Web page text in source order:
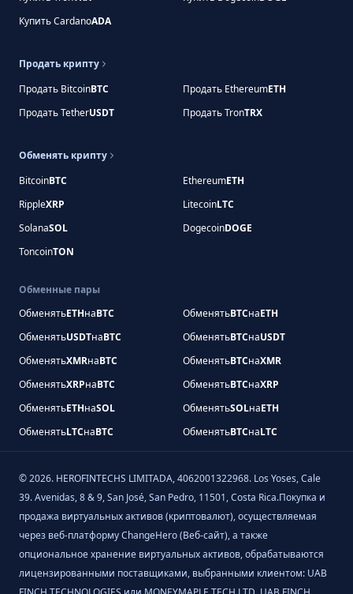
Купить CardanoADA
Продать крипту
Продать BitcoinBTC Продать EthereumETH
Продать TetherUSDT Продать TronTRX
Обменять крипту
BitcoinBTC EthereumETH
RippleXRP LitecoinLTC
SolanaSOL DogecoinDOGE
ToncoinTON
Обменные пары
ОбменятьETHнаBTC ОбменятьBTCнаETH
ОбменятьUSDTнаBTC ОбменятьBTCнаUSDT
ОбменятьXMRнаBTC ОбменятьBTCнаXMR
ОбменятьXRPнаBTC ОбменятьBTCнаXRP
ОбменятьETHнаSOL ОбменятьSOLнаETH
ОбменятьLTCнаBTC ОбменятьBTCнаLTC
©2026. HEROFINTECHS LIMITADA, 4062001322968. Los Yoses, Cale
39. Avenidas, 8 & 9, San José, San Pedro, 11501, Costa Rica.Покупка и
продажа виртуальных активов (криптовалют), осуществляемая
через веб-платформу ChangeHero (Веб-сайт), а также
опциональное хранение виртуальных активов, обрабатываются
лицензированными поставщиками, выбранными клиентом: UAB